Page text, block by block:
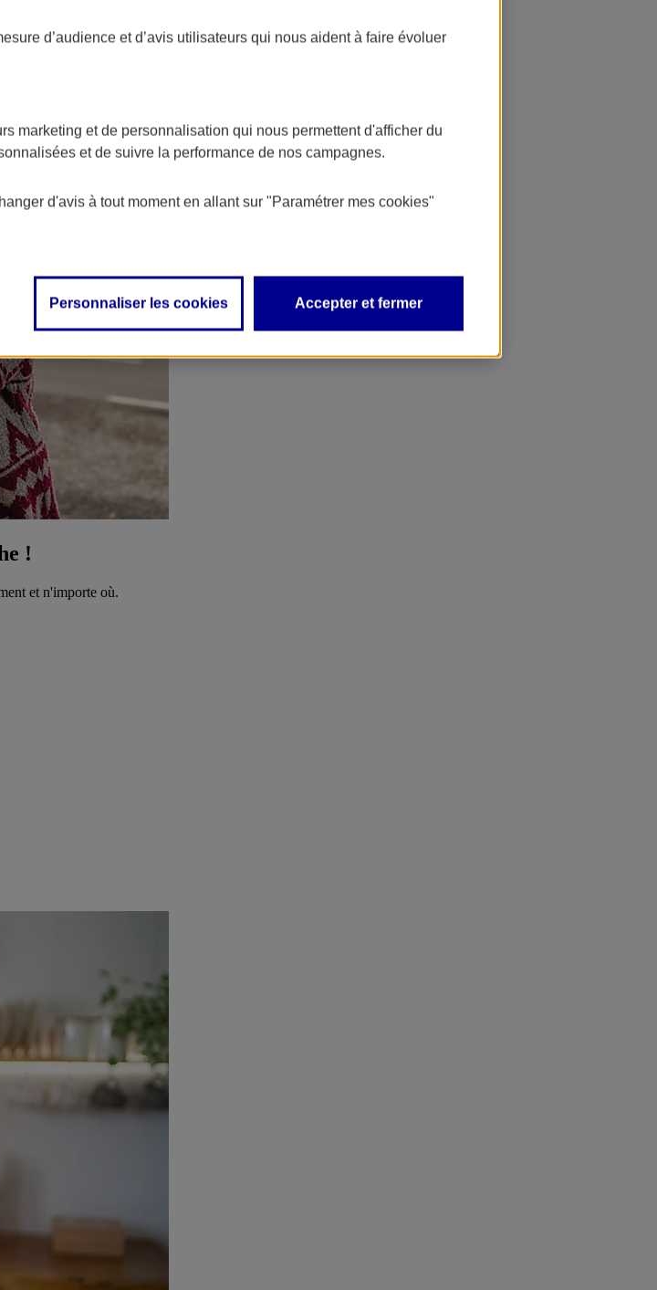
L'application AXA Banque
!
!
et n'importe où.
d’audience et d’avis utilisateurs qui nous aident à faire évoluer
marketing et de personnalisation qui nous permettent d'afficher du
et de suivre la performance de nos campagnes.
d'avis à tout moment en allant sur "Paramétrer mes cookies"
Personnaliser les cookies Accepter et fermer